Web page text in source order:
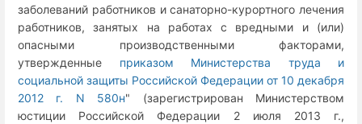
заболеваний работников и санаторно-курортного лечения
работников, занятых на работах с вредными и (или)
опасными производственными факторами,
утвержденные приказом Министерства труда и
социальной защиты Российской Федерации от 10 декабря
2012 г. N 580н" (зарегистрирован Министерством
юстиции Российской Федерации 2 июля 2013 г.,